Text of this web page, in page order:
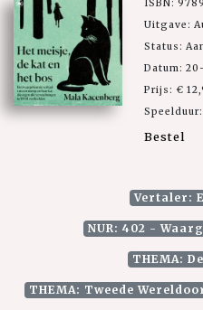
ISBN:
Uitgave:
Status:
Datum:
Prijs: €
Bestel
Vertaler:
NUR: 402 -
THEMA:
THEMA: Tweede